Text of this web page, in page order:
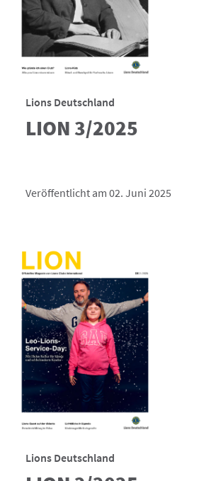
Lions Deutschland
LION 3/2025
Veröffentlicht am 02. Juni 2025
Lions Deutschland